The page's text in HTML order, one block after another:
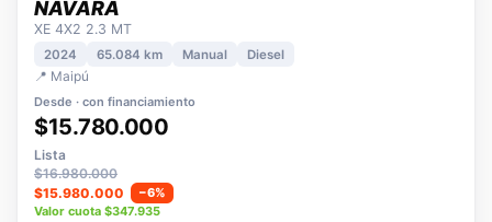
NISSAN
NAVARA
XE 4X2 2.3 MT
2024
📍 Maipú
Desde · con financiamiento
$15.780.000
Lista
$16.980.000
$15.980.000
−6%